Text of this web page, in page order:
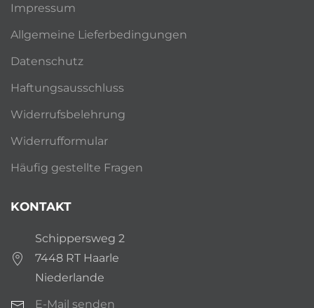
Impressum
Allgemeine Lieferbedingungen
Datenschutz
Haftungsausschluss
Widerrufsbelehrung
Widerrufformular
Häufig gestellte Fragen
KONTAKT
Schippersweg 2
7448 RT Haarle
Niederlande
E-Mail senden